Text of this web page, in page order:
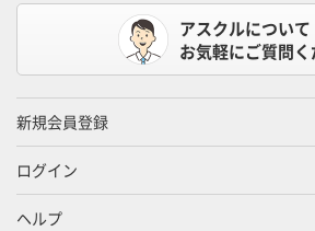
アスクルについて
お気軽にご質問く
新規会員登録
ログイン
ヘルプ